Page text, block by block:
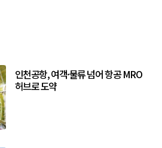
인천공항, 여객·물류 넘어 항공 MRO
허브로 도약